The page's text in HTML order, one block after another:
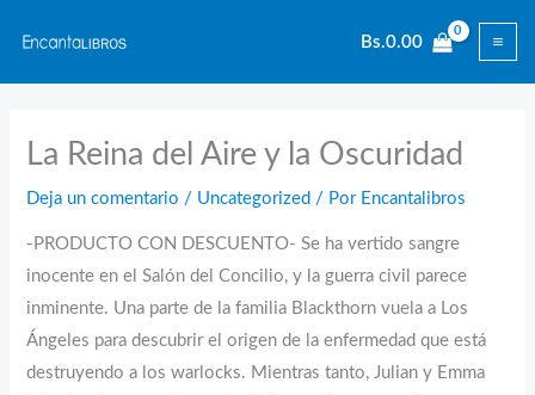
contenido
Bs.0.00
La Reina del Aire y la Oscuridad
Deja un comentario / Uncategorized / Por Encantalibros
-PRODUCTO CON DESCUENTO- Se ha vertido sangre
inocente en el Salón del Concilio, y la guerra civil parece
inminente. Una parte de la familia Blackthorn vuela a Los
Ángeles para descubrir el origen de la enfermedad que está
destruyendo a los warlocks. Mientras tanto, Julian y Emma